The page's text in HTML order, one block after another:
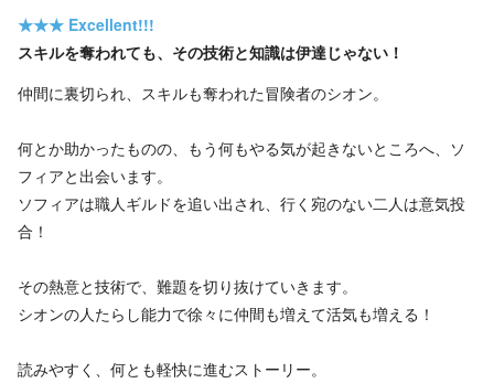
★★★ Excellent!!!
スキルを奪われても、その技術と知識は伊達じゃない！
仲間に裏切られ、スキルも奪われた冒険者のシオン。
何とか助かったものの、もう何もやる気が起きないところへ、ソ
フィアと出会います。
ソフィアは職人ギルドを追い出され、行く宛のない二人は意気投
合！
その熱意と技術で、難題を切り抜けていきます。
シオンの人たらし能力で徐々に仲間も増えて活気も増える！
読みやすく、何とも軽快に進むストーリー。